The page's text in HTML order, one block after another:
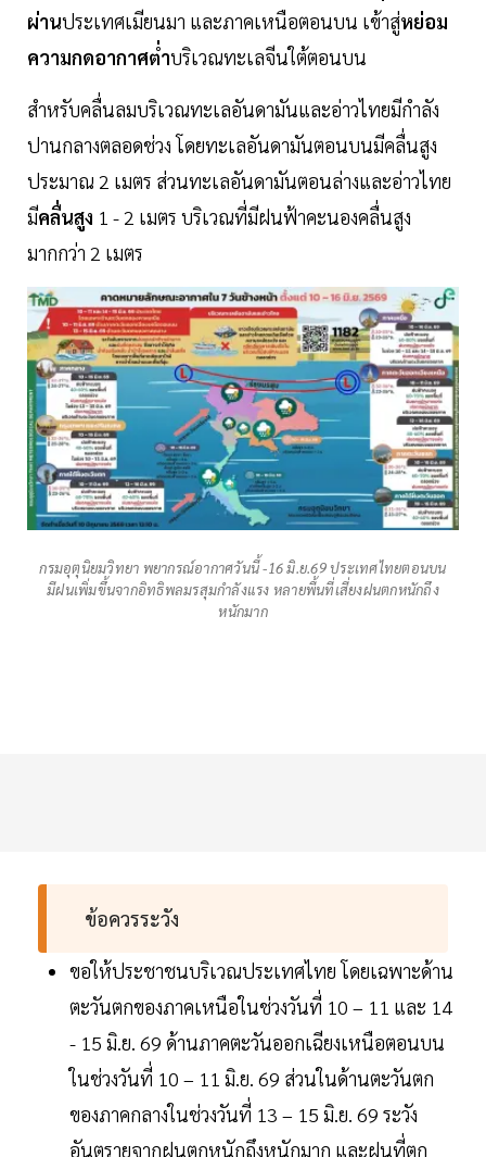
ผ่านประเทศเมียนมา และภาคเหนือตอนบน เข้าสู่หย่อม
ความกดอากาศต่ำบริเวณทะเลจีนใต้ตอนบน
สำหรับคลื่นลมบริเวณทะเลอันดามันและอ่าวไทยมีกำลัง
ปานกลางตลอดช่วง โดยทะเลอันดามันตอนบนมีคลื่นสูง
ประมาณ 2 เมตร ส่วนทะเลอันดามันตอนล่างและอ่าวไทย
มีคลื่นสูง 1 - 2 เมตร บริเวณที่มีฝนฟ้าคะนองคลื่นสูง
มากกว่า 2 เมตร
กรมอุตุนิยมวิทยา พยากรณ์อากาศวันนี้ -16 มิ.ย.69 ประเทศไทยตอนบน
มีฝนเพิ่มขึ้นจากอิทธิพลมรสุมกำลังแรง หลายพื้นที่เสี่ยงฝนตกหนักถึง
หนักมาก
ข้อควรระวัง
ขอให้ประชาชนบริเวณประเทศไทย โดยเฉพาะด้าน
ตะวันตกของภาคเหนือในช่วงวันที่ 10 – 11 และ 14
- 15 มิ.ย. 69 ด้านภาคตะวันออกเฉียงเหนือตอนบน
ในช่วงวันที่ 10 – 11 มิ.ย. 69 ส่วนในด้านตะวันตก
ของภาคกลางในช่วงวันที่ 13 – 15 มิ.ย. 69 ระวัง
อันตรายจากฝนตกหนักถึงหนักมาก และฝนที่ตก